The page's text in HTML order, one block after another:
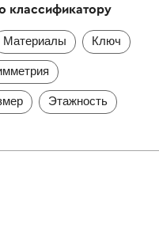
классификатору
Материалы Ключ
Этажность